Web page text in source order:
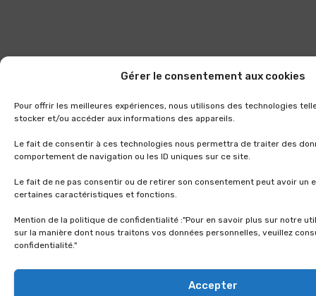
Gérer le consentement aux cookies
Pour offrir les meilleures expériences, nous utilisons des technologies
stocker et/ou accéder aux informations des appareils.
Le fait de consentir à ces technologies nous permettra de traiter des
comportement de navigation ou les ID uniques sur ce site.
Le fait de ne pas consentir ou de retirer son consentement peut avoir un
certaines caractéristiques et fonctions.
Mention de la politique de confidentialité :"Pour en savoir plus sur notre
sur la manière dont nous traitons vos données personnelles, veuillez
confidentialité."
Accepter